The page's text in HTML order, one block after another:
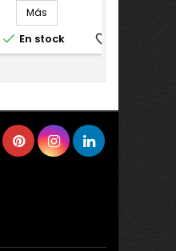
Más
 En stock favorite_border